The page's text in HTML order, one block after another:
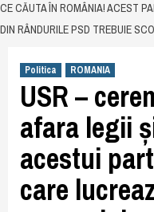
CE CĂUTA ÎN ROMÂNIA! ACEST
DIN RÂNDURILE PSD TREBUIE
Politica ROMANIA
USR –
afara legii
acestui
care